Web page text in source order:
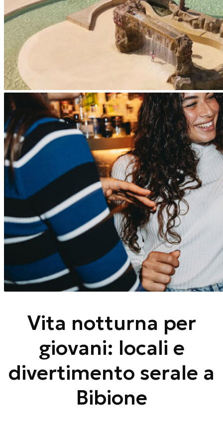
Vita notturna per
giovani: locali e
divertimento serale a
Bibione